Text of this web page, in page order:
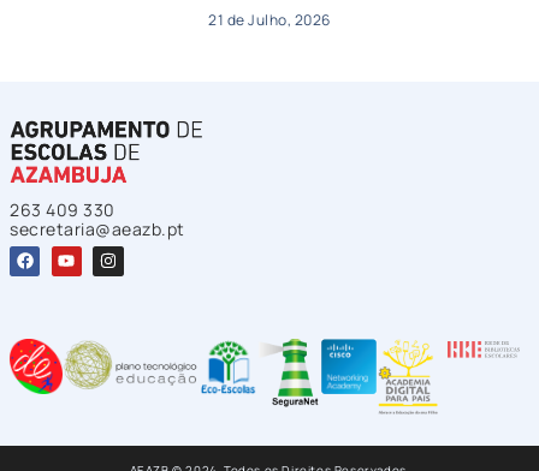
21 de Julho, 2026
263 409 330
secretaria@aeazb.pt